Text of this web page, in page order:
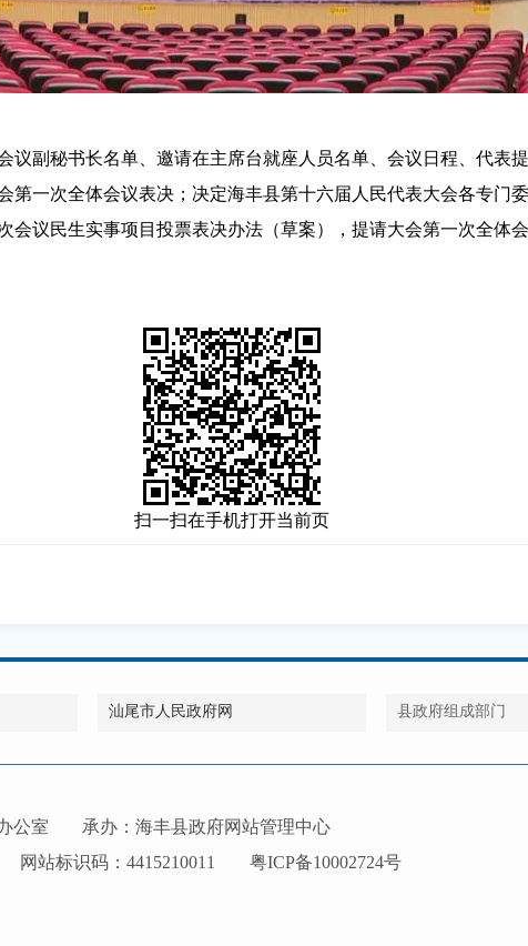
副秘书长名单、邀请在主席台就座人员名单、会议日程、代表
一次全体会议表决；决定海丰县第十六届人民代表大会各专门
议民生实事项目投票表决办法（草案），提请大会第一次全体
扫一扫在手机打开当前页
汕尾市人民政府网 县政府组成部门
公室
承办：海丰县政府网站管理中心
网站标识码：4415210011
粤ICP备10002724号